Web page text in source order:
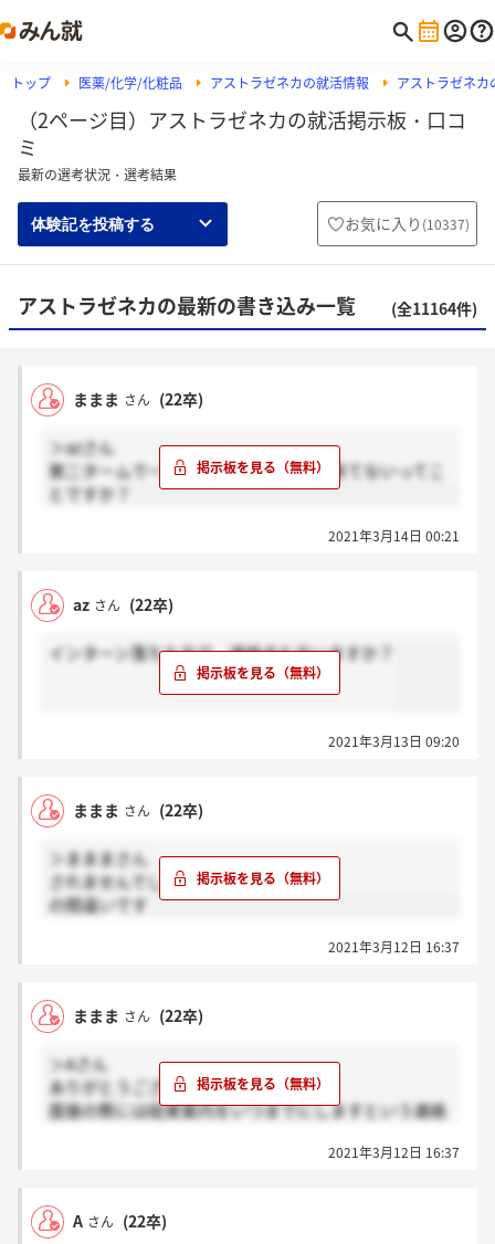
トップ 医薬/化学/化粧品 アストラゼネカの就活情報 アストラゼネカ
（2ページ目）アストラゼネカの就活掲示板・口コ
ミ
最新の選考状況・選考結果
体験記を投稿する お気に入り (10337)
アストラゼネカの最新の書き込み一覧 (全11164件)
ままま さん (22卒)
＞azさん
第二タームで一次面接選考後の案内が来てないってこ
とですか？
2021年3月14日 00:21
az さん (22卒)
インターン落ちた方で、連絡きた方いますか？
2021年3月13日 09:20
ままま さん (22卒)
＞まままさん
されませんでした。
の間違いです
2021年3月12日 16:37
ままま さん (22卒)
＞Aさん
ありがとうございます。
面接の際には結果案内をいつまでにしますという連絡
2021年3月12日 16:37
A さん (22卒)